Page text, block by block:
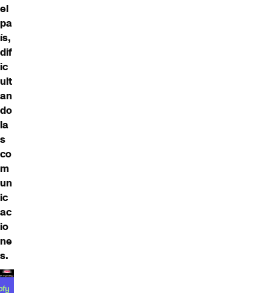
el
pa
ís,
dif
ic
ult
an
do
la
s
co
m
un
ic
ac
io
ne
s.